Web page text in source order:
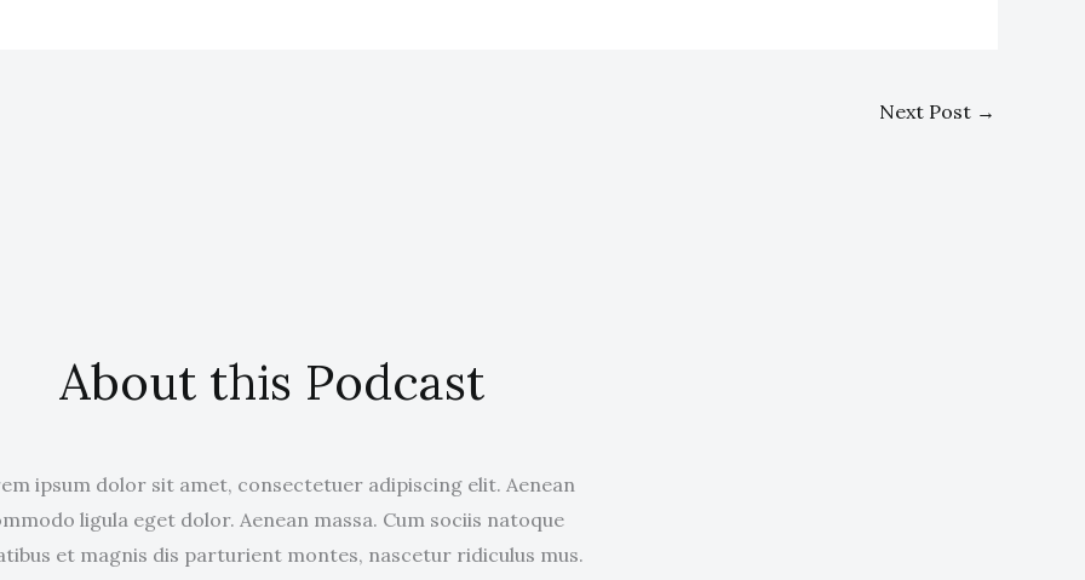
Next Post →
About this Podcast
ipsum dolor sit amet, consectetuer adipiscing elit. Aenean
ligula eget dolor. Aenean massa. Cum sociis natoque
et magnis dis parturient montes, nascetur ridiculus mus.